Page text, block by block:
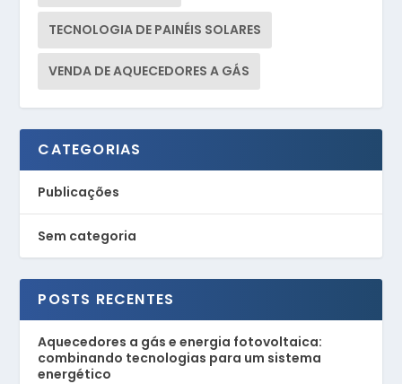
TECNOLOGIA DE PAINÉIS SOLARES
VENDA DE AQUECEDORES A GÁS
CATEGORIAS
Publicações
Sem categoria
POSTS RECENTES
Aquecedores a gás e energia fotovoltaica:
combinando tecnologias para um sistema
energético